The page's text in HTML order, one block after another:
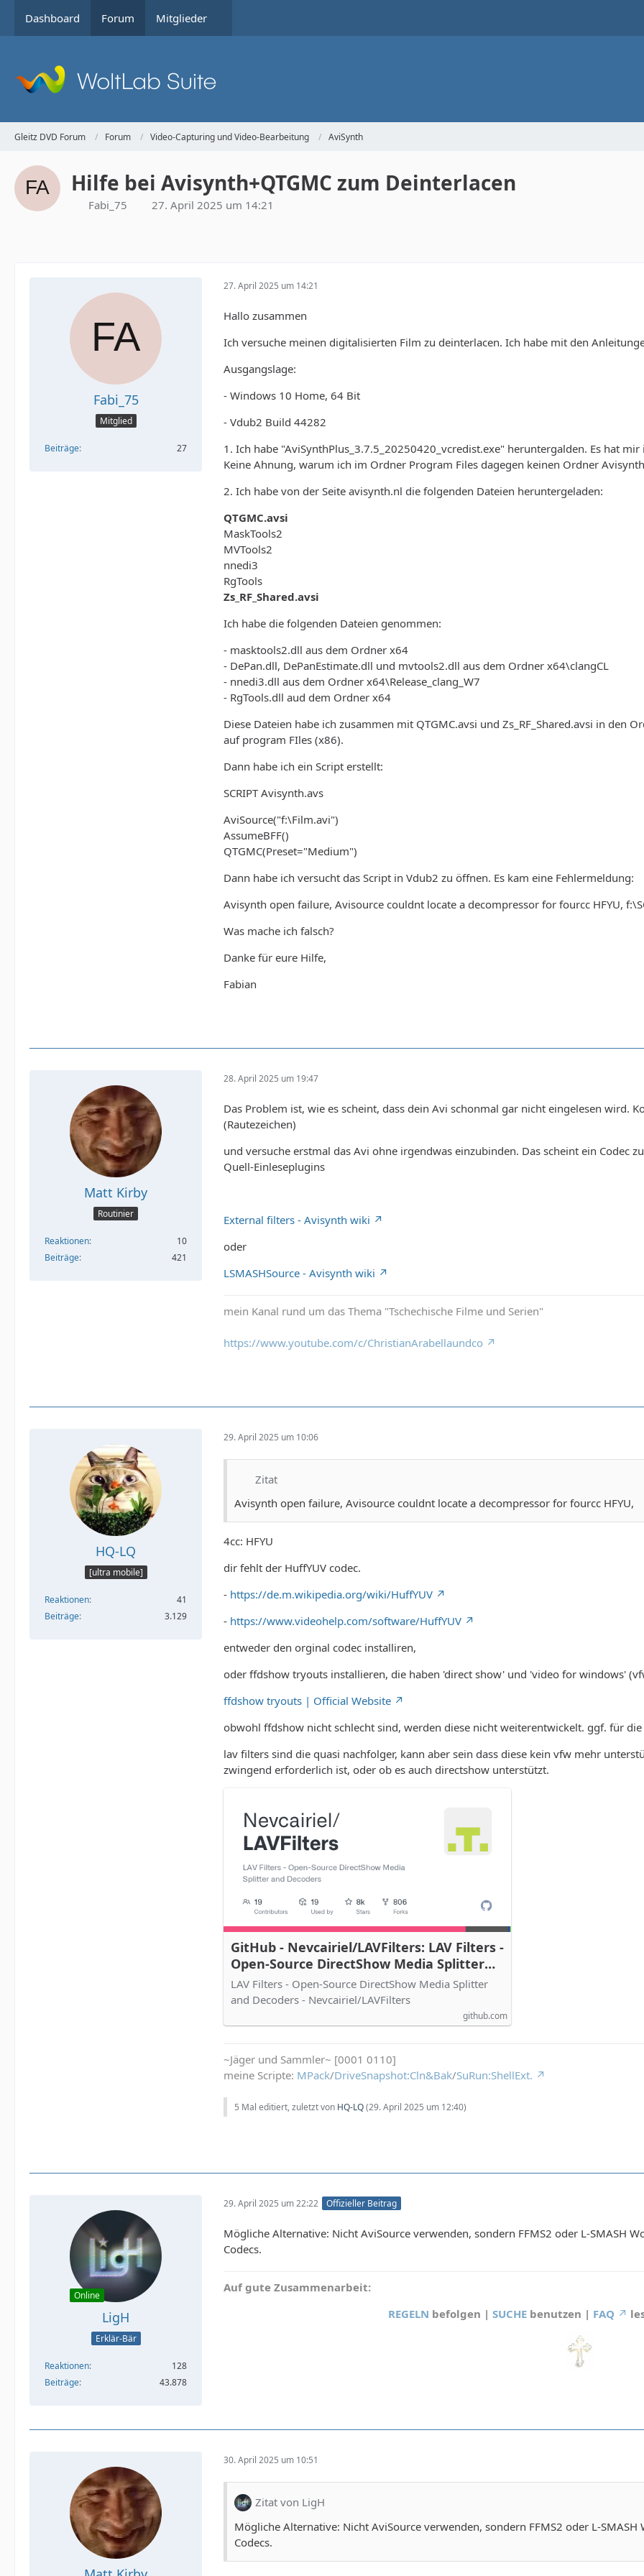
Dashboard Forum Mitglieder
Gleitz DVD Forum Forum Video-Capturing und Video-Bearbeitung AviSynth
Hilfe bei Avisynth+QTGMC zum Deinterlacen
Fabi_75 27. April 2025 um 14:21
Fabi_75
Mitglied
Beiträge 27
27. April 2025 um 14:21
Hallo zusammen
Ich versuche meinen digitalisierten Film zu deinterlacen. Ich habe mit den
Ausgangslage:
- Windows 10 Home, 64 Bit
- Vdub2 Build 44282
1. Ich habe "AviSynthPlus_3.7.5_20250420_vcredist.exe" heruntergalden. Es hat
Keine Ahnung, warum ich im Ordner Program Files dagegen keinen Ordner
2. Ich habe von der Seite avisynth.nl die folgenden Dateien heruntergeladen:
QTGMC.avsi
MaskTools2
MVTools2
nnedi3
RgTools
Zs_RF_Shared.avsi
Ich habe die folgenden Dateien genommen:
- masktools2.dll aus dem Ordner x64
- DePan.dll, DePanEstimate.dll und mvtools2.dll aus dem Ordner x64\clangCL
- nnedi3.dll aus dem Ordner x64\Release_clang_W7
- RgTools.dll aud dem Ordner x64
Diese Dateien habe ich zusammen mit QTGMC.avsi und Zs_RF_Shared.avsi in den
auf program FIles (x86).
Dann habe ich ein Script erstellt:
SCRIPT Avisynth.avs
AviSource("f:\Film.avi")
AssumeBFF()
QTGMC(Preset="Medium")
Dann habe ich versucht das Script in Vdub2 zu öffnen. Es kam eine Fehlermeldung:
Avisynth open failure, Avisource couldnt locate a decompressor for fourcc HFYU,
Was mache ich falsch?
Danke für eure Hilfe,
Fabian
Matt Kirby
Routinier
Reaktionen
10
Beiträge
421
28. April 2025 um 19:47
Das Problem ist, wie es scheint, dass dein Avi schonmal gar nicht eingelesen wird.
(Rautezeichen)
und versuche erstmal das Avi ohne irgendwas einzubinden. Das scheint ein Codec
Quell-Einleseplugins
External filters - Avisynth wiki
oder
LSMASHSource - Avisynth wiki
mein Kanal rund um das Thema "Tschechische Filme und Serien"
https://www.youtube.com/c/ChristianArabellaundco
HQ-LQ
[ultra mobile]
Reaktionen
41
Beiträge
3.129
29. April 2025 um 10:06
Zitat
Avisynth open failure, Avisource couldnt locate a decompressor for fourcc HFYU,
4cc: HFYU
dir fehlt der HuffYUV codec.
- https://de.m.wikipedia.org/wiki/HuffYUV
- https://www.videohelp.com/software/HuffYUV
entweder den orginal codec installiren,
oder ffdshow tryouts installieren, die haben 'direct show' und 'video for windows'
ffdshow tryouts | Official Website
obwohl ffdshow nicht schlecht sind, werden diese nicht weiterentwickelt. ggf. für
lav filters sind die quasi nachfolger, kann aber sein dass diese kein vfw mehr
zwingend erforderlich ist, oder ob es auch directshow unterstützt.
GitHub - Nevcairiel/LAVFilters: LAV Filters -
Open-Source DirectShow Media Splitter
and Decoders
LAV Filters - Open-Source DirectShow Media Splitter
and Decoders - Nevcairiel/LAVFilters
github.com
~Jäger und Sammler~ [0001 0110]
meine Scripte: MPack/DriveSnapshot:Cln&Bak/SuRun:ShellExt.
5 Mal editiert, zuletzt von HQ-LQ(29. April 2025 um 12:40)
Online
LigH
Erklär-Bär
Reaktionen
128
Beiträge
43.878
29. April 2025 um 22:22 Offizieller Beitrag
Mögliche Alternative: Nicht AviSource verwenden, sondern FFMS2 oder L-SMASH
Codecs.
Auf gute Zusammenarbeit:
REGELN befolgen | SUCHE benutzen | FAQ
30. April 2025 um 10:51
Zitat von LigH
Mögliche Alternative: Nicht AviSource verwenden, sondern FFMS2 oder L-
Codecs.